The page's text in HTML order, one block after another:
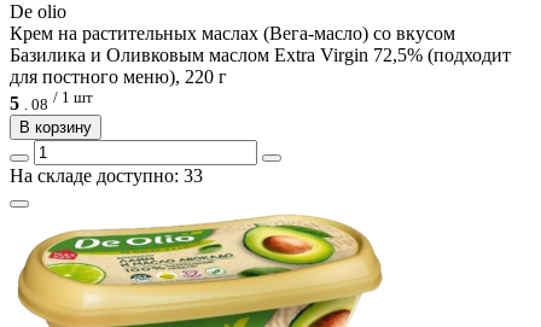
De olio
Крем на растительных маслах (Вега-масло) со вкусом
Базилика и Оливковым маслом Extra Virgin 72,5% (подходит
для постного меню), 220 г
5 . 08 / 1 шт
В корзину
На складе доступно: 33